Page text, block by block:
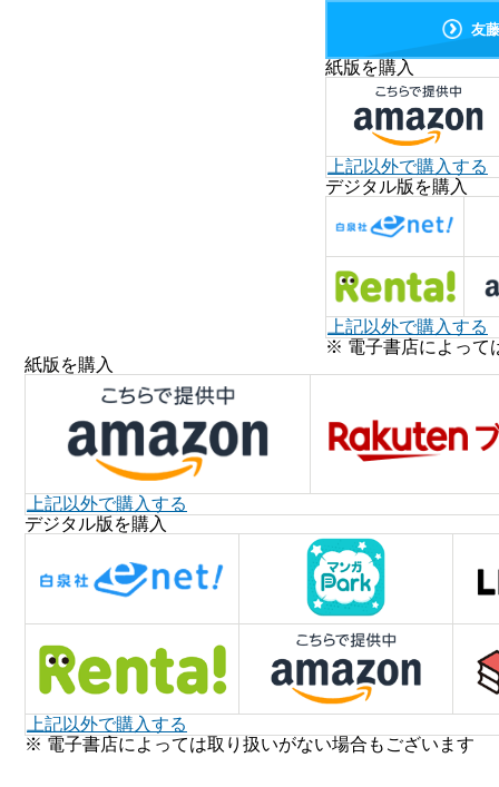
友
紙版を購入
上記以外で購入する
デジタル版を購入
上記以外で購入する
※ 電子書店によって
紙版を購入
上記以外で購入する
デジタル版を購入
上記以外で購入する
※ 電子書店によっては取り扱いがない場合もございます